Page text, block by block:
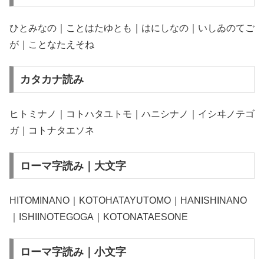
ひとみなの｜ことはたゆとも｜はにしなの｜いしゐのてご
が｜ことなたえそね
カタカナ読み
ヒトミナノ｜コトハタユトモ｜ハニシナノ｜イシヰノテゴ
ガ｜コトナタエソネ
ローマ字読み｜大文字
HITOMINANO｜KOTOHATAYUTOMO｜HANISHINANO
｜ISHIINOTEGOGA｜KOTONATAESONE
ローマ字読み｜小文字